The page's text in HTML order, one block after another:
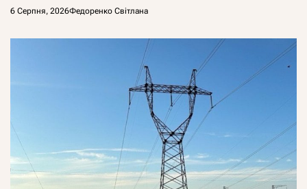
6 Серпня, 2026Федоренко Світлана